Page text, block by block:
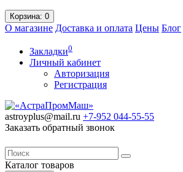
Корзина: 0
О магазине Доставка и оплата Цены Блог
Закладки0
Личный кабинет
Авторизация
Регистрация
astroyplus@mail.ru +7-952 044-55-55
Заказать обратный звонок
Каталог товаров